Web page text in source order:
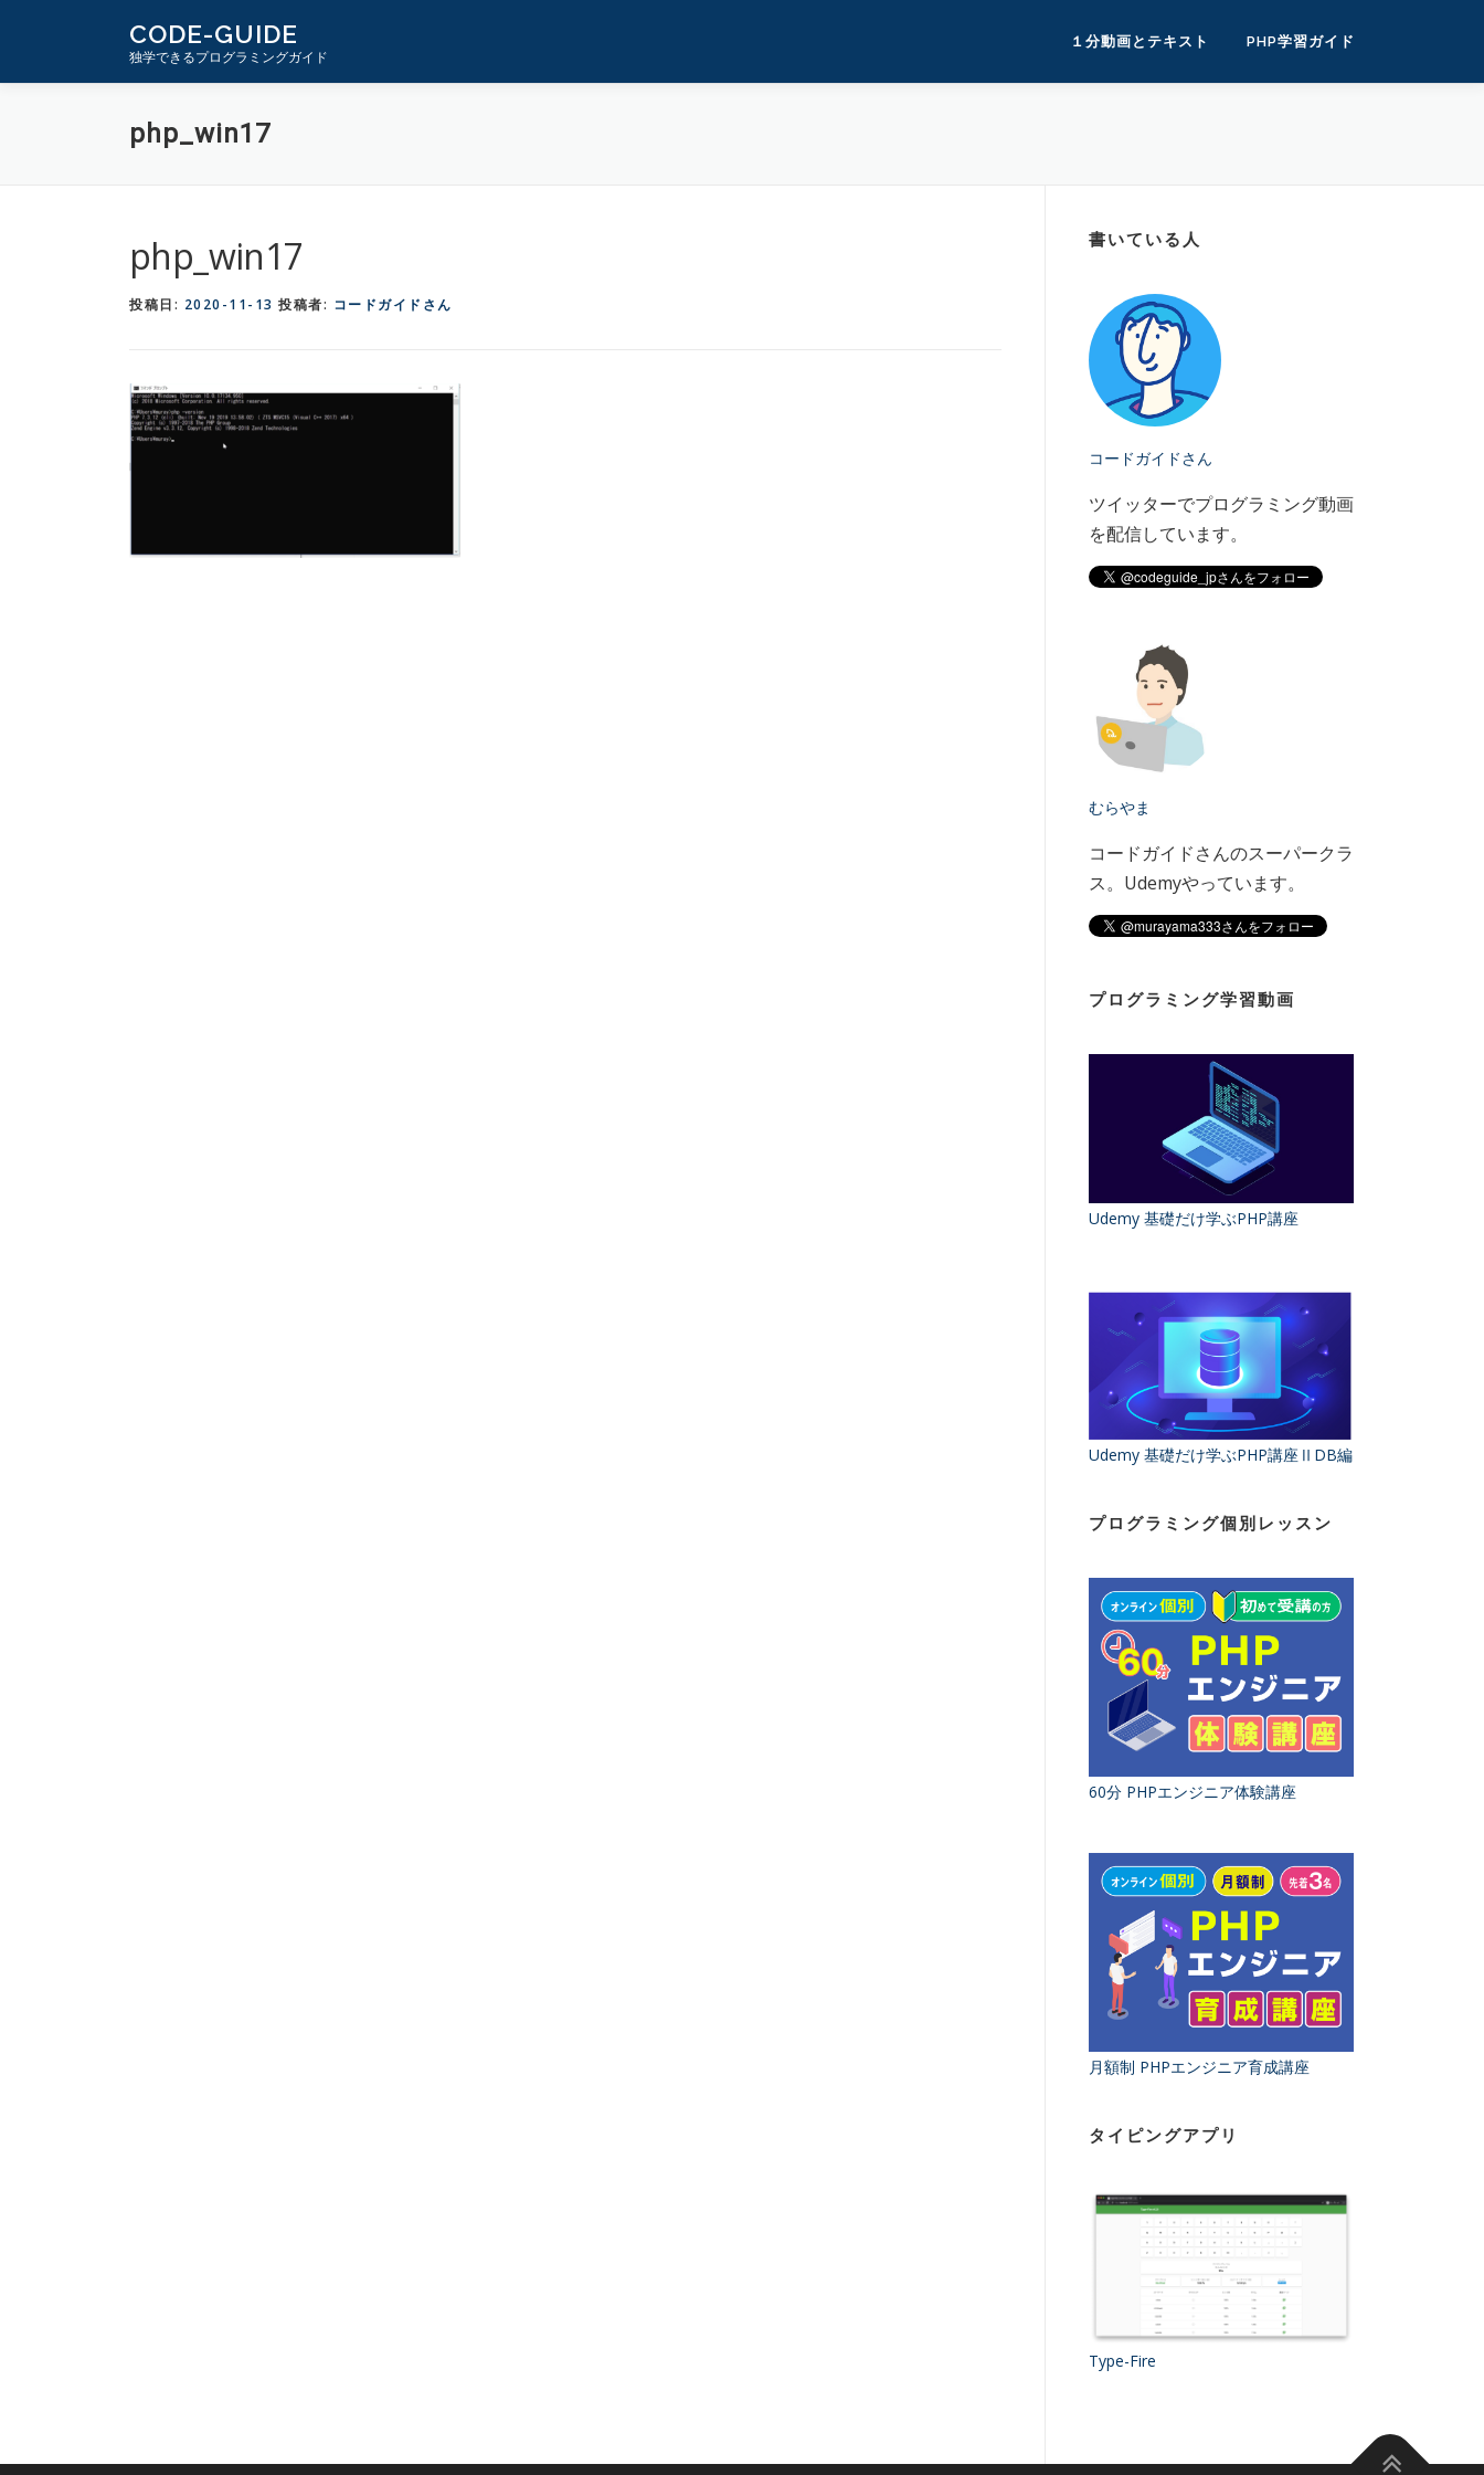
CODE-GUIDE
独学できるプログラミングガイド
１分動画とテキスト PHP学習ガイド
php_win17
php_win17
投稿日: 2020-11-13 投稿者: コードガイドさん
書いている人
コードガイドさん
ツイッターでプログラミング動画
を配信しています。
むらやま
コードガイドさんのスーパークラ
ス。Udemyやっています。
プログラミング学習動画
Udemy 基礎だけ学ぶPHP講座
Udemy 基礎だけ学ぶPHP講座ⅡDB編
プログラミング個別レッスン
60分 PHPエンジニア体験講座
月額制 PHPエンジニア育成講座
タイピングアプリ
Type-Fire